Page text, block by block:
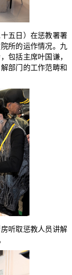
五日）在惩教署署
所的运作情况。九
包括主席叶国谦，
部门的工作范畴和
听取惩教人员讲解